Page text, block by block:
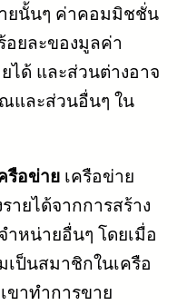
ยนั้นๆ ค่าคอมมิชชั่น
ยละของมูลค่า
ได้ และส่วนต่างอาจ
และส่วนอื่นๆ ใน
รือข่าย เครือข่าย
ายได้จากการสร้าง
หน่ายอื่นๆ โดยเมื่อ
ป็นสมาชิกในเครือ
ขาทำการขาย